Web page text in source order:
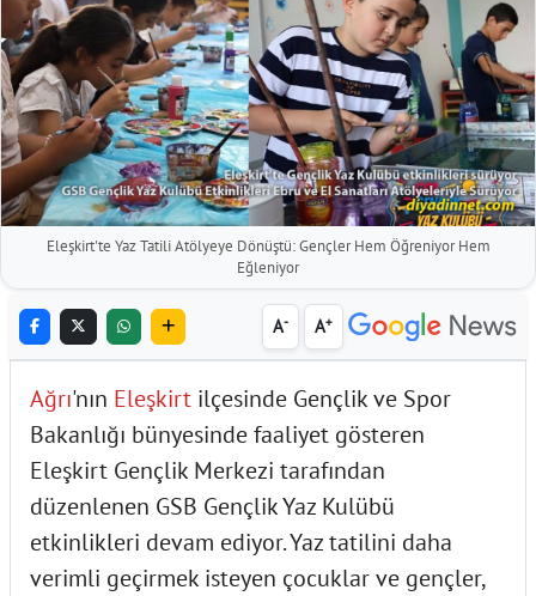
Eleşkirt'te Yaz Tatili Atölyeye Dönüştü: Gençler Hem Öğreniyor Hem
Eğleniyor
A- A+
Ağrı'nın Eleşkirt ilçesinde Gençlik ve Spor
Bakanlığı bünyesinde faaliyet gösteren
Eleşkirt Gençlik Merkezi tarafından
düzenlenen GSB Gençlik Yaz Kulübü
etkinlikleri devam ediyor. Yaz tatilini daha
verimli geçirmek isteyen çocuklar ve gençler,